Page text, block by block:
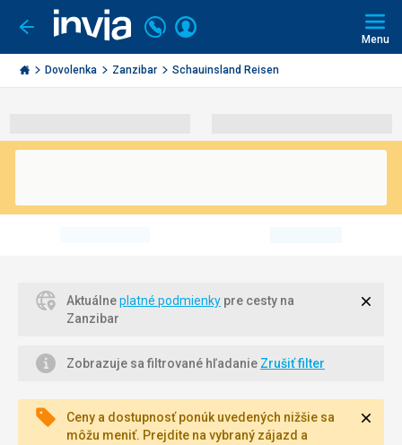
Ísť
späť
Invia.sk
Volajte
+421
2
3221
Prihlásiť
Menu
Dovolenka Zanzibar Schauinsland Reisen
Aktuálneplatné podmienky pre cesty na
Zanzibar
Zobrazuje sa filtrované hľadanie Zrušiť filter
Ceny a dostupnosť ponúk uvedených nižšie sa
môžu meniť. Prejdite na vybraný zájazd a